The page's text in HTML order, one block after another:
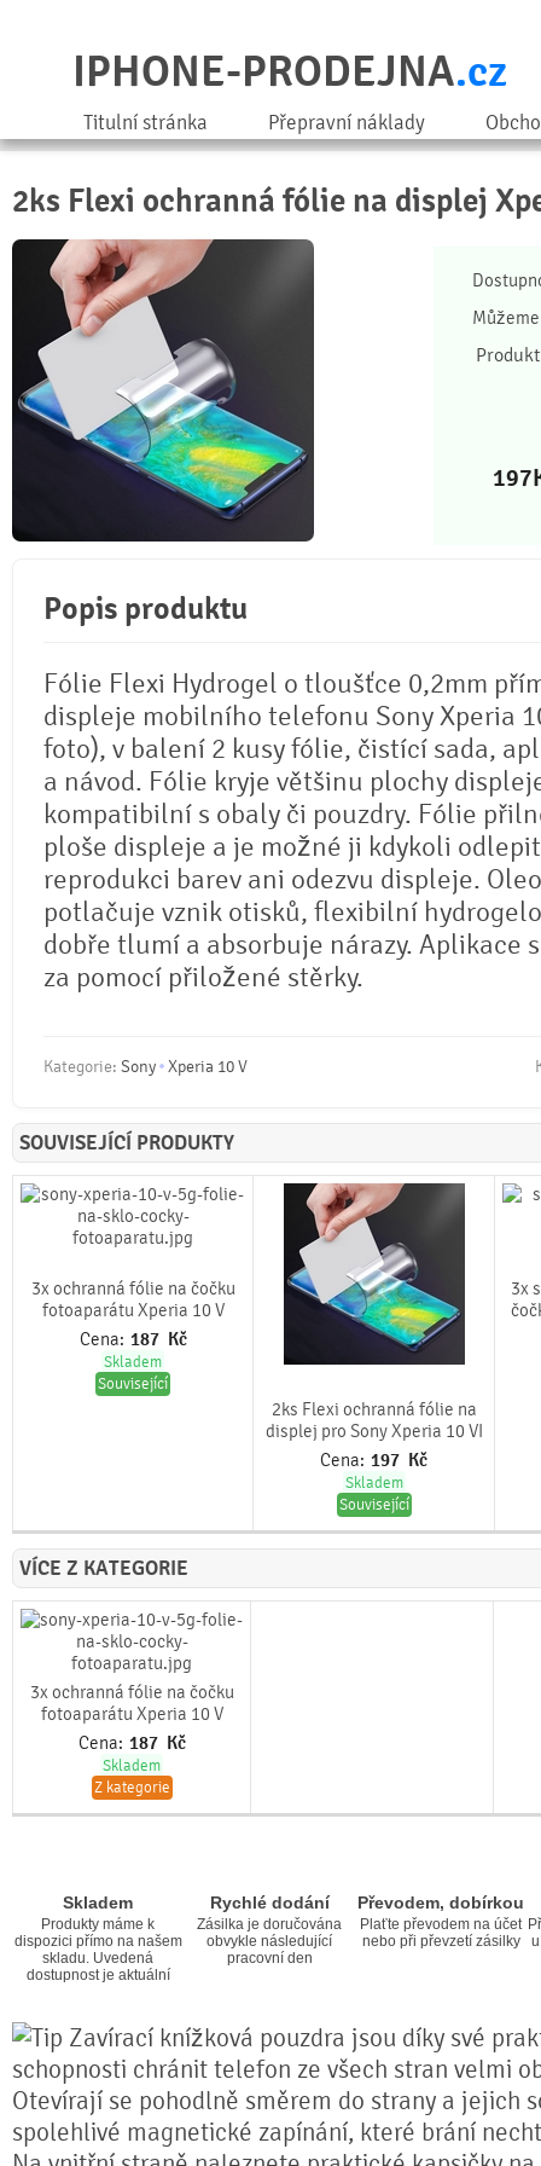
IPHONE-PRODEJNA.cz
Titulní stránka Přepravní náklady
2ks Flexi ochranná fólie na displej
197
Popis produktu
Fólie Flexi Hydrogel o tloušťce 0,2mm
displeje mobilního telefonu Sony Xperia
foto), v balení 2 kusy fólie, čistící sada,
a návod. Fólie kryje většinu plochy
kompatibilní s obaly či pouzdry. Fólie
ploše displeje a je možné ji kdykoli
reprodukci barev ani odezvu displeje.
potlačuje vznik otisků, flexibilní
dobře tlumí a absorbuje nárazy. Aplikace
za pomocí přiložené stěrky.
Kategorie: Sony Xperia 10 V
SOUVISEJÍCÍ PRODUKTY
3x ochranná fólie na čočku
fotoaparátu Xperia 10 V
Cena: 187 Kč
Skladem
Související
2ks Flexi ochranná fólie na
displej pro Sony Xperia 10 VI
Cena: 197 Kč
Skladem
Související
3x
VÍCE Z KATEGORIE
3x ochranná fólie na čočku
fotoaparátu Xperia 10 V
Cena: 187 Kč
Skladem
Z kategorie
Skladem
Produkty máme k
dispozici přímo na našem
skladu. Uvedená
dostupnost je aktuální
Rychlé dodání
Zásilka je doručována
obvykle následující
pracovní den
Převodem, dobírkou
Plaťte převodem na účet
nebo při převzetí zásilky
Zavírací knížková pouzdra jsou díky své
schopnosti chránit telefon ze všech stran velmi
Otevírají se pohodlně směrem do strany a jejich
spolehlivé magnetické zapínání, které brání